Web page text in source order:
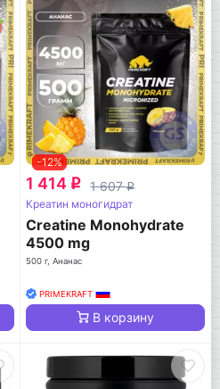
-12%
1 414 q 1 607q
Креатин моногидрат
Creatine Monohydrate
4500 mg
500 г, Ананас
PRIMEKRAFT
В корзину